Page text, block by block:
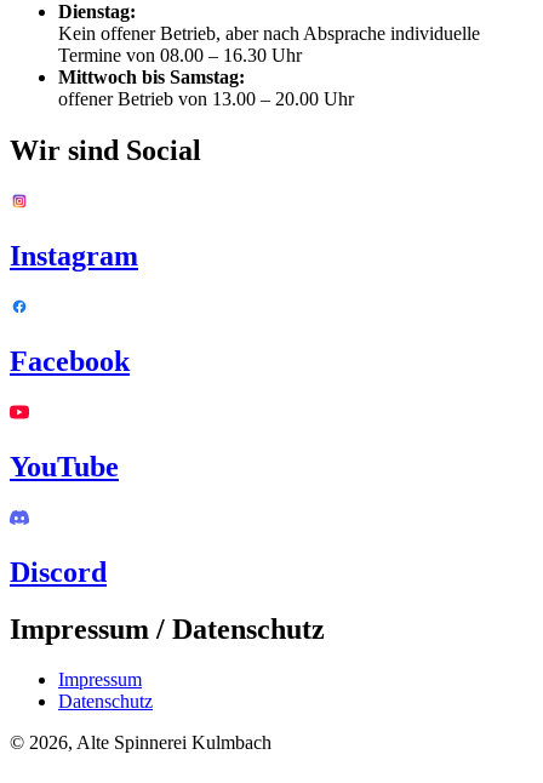
Dienstag:
Kein offener Betrieb, aber nach Absprache individuelle
Termine von 08.00 – 16.30 Uhr
Mittwoch bis Samstag:
offener Betrieb von 13.00 – 20.00 Uhr
Wir sind Social
Instagram
Facebook
YouTube
Discord
Impressum / Datenschutz
Impressum
Datenschutz
© 2026, Alte Spinnerei Kulmbach